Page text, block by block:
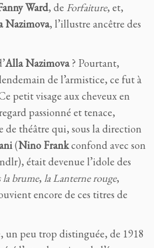
Ward, de Forfaiture, et,
Nazimova, l’illustre ancêtre des
Alla Nazimova? Pourtant,
de l’armistice, ce fut à
petit visage aux cheveux en
passionné et tenace,
de théâtre qui, sous la direction
(Nino Frankconfond avec son
était devenue l’idole des
la brume, la Lanterne rouge,
encore de ces titres de
peu trop distinguée, de 1918